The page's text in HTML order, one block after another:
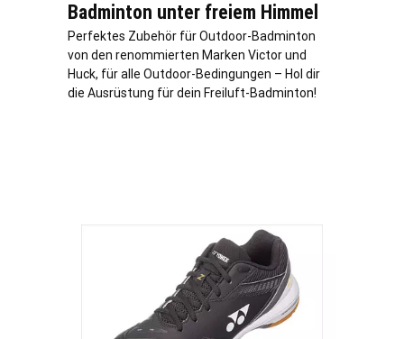
Badminton unter freiem Himmel
Perfektes Zubehör für Outdoor-Badminton
von den renommierten Marken Victor und
Huck, für alle Outdoor-Bedingungen – Hol dir
die Ausrüstung für dein Freiluft-Badminton!